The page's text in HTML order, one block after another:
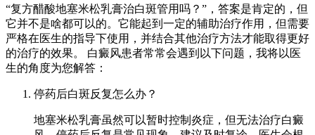
“复方醋酸地塞米松乳膏治白斑管用吗？”，答案是肯定的，但
它并不是啥都可以的。它能起到一定的辅助治疗作用，但需要
严格在医生的指导下使用，并结合其他治疗方法才能取得更好
的治疗的效果。 白癜风患者常常会遇到以下问题，我将以医
生的角度为您解答：
停药后白斑反复怎么办？
地塞米松乳膏虽然可以暂时控制炎症，但无法治疗白癜